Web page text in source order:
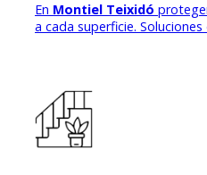
En Montiel Teixidó
a cada superficie.